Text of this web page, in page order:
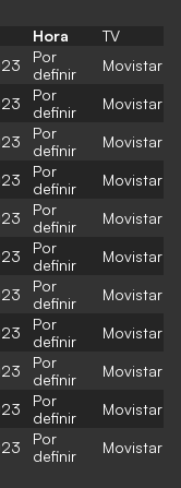
Hora
TV
Por
definir
Movistar
Por
definir
Movistar
Por
definir
Movistar
Por
definir
Movistar
Por
definir
Movistar
Por
definir
Movistar
Por
definir
Movistar
Por
definir
Movistar
Por
definir
Movistar
Por
definir
Movistar
Por
definir
Movistar